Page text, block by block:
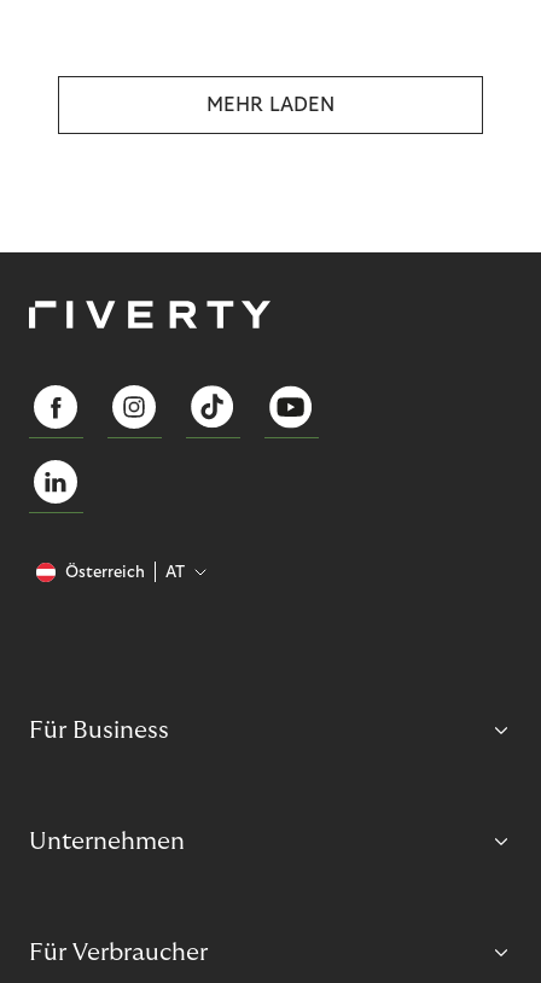
MEHR LADEN
Österreich AT
Für Business
Unternehmen
Für Verbraucher